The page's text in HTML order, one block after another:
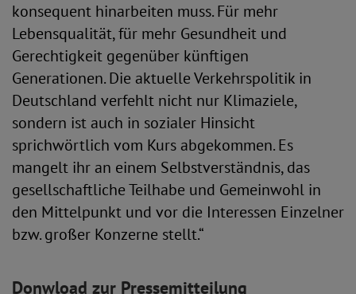
konsequent hinarbeiten muss. Für mehr
Lebensqualität, für mehr Gesundheit und
Gerechtigkeit gegenüber künftigen
Generationen. Die aktuelle Verkehrspolitik in
Deutschland verfehlt nicht nur Klimaziele,
sondern ist auch in sozialer Hinsicht
sprichwörtlich vom Kurs abgekommen. Es
mangelt ihr an einem Selbstverständnis, das
gesellschaftliche Teilhabe und Gemeinwohl in
den Mittelpunkt und vor die Interessen Einzelner
bzw. großer Konzerne stellt.“
Donwload zur Pressemitteilung